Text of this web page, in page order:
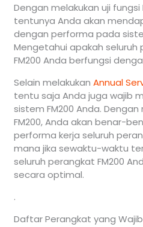
Dengan melakukan uji fungsi
tentunya Anda akan
dengan performa pada
Mengetahui apakah
FM200 Anda berfungsi
Selain melakukanAnnual
tentu saja Anda juga wajib
sistem FM200 Anda.
FM200, Anda akan benar-
performa kerja seluruh
mana jika sewaktu-waktu
seluruh perangkat FM200
secara optimal.
.
Daftar Perangkat yang Wajib